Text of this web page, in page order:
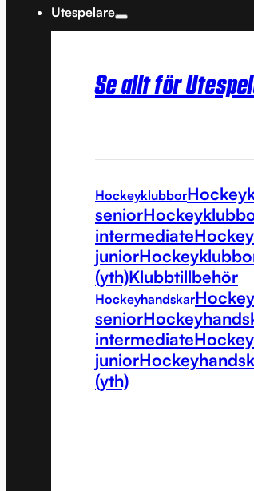
Utespelare
Se allt för
Hockeyklubbor
senior
intermediate
junior
(yth)Klubbtillbehör
Hockeyhandskar
senior
intermediate
junior
(yth)